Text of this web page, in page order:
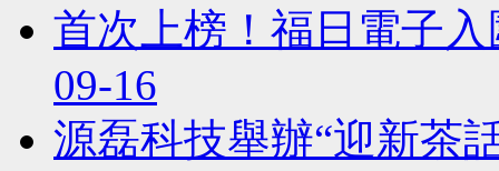
首次上榜！福日電子
09-16
源磊科技舉辦“迎新茶